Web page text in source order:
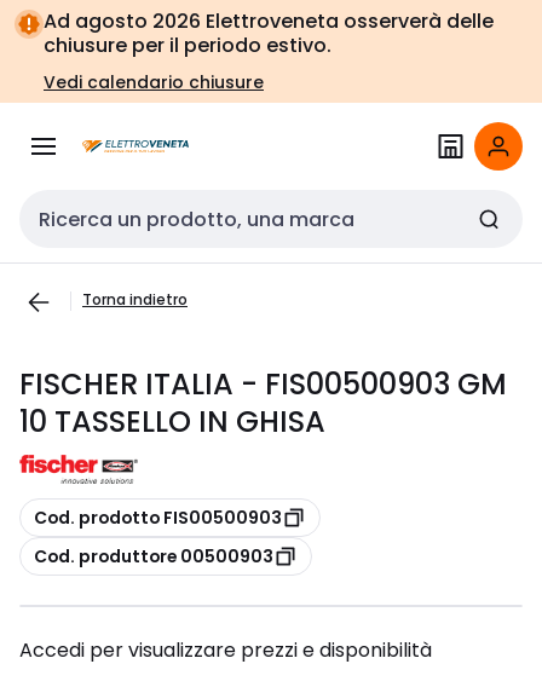
Vai alla
navigazione
Vai
alla
pagina
Ad agosto 2026 Elettroveneta osserverà delle
chiusure per il periodo estivo.
Vedi calendario chiusure
Cerca input
Torna indietro
FISCHER ITALIA - FIS00500903 GM
10 TASSELLO IN GHISA
copia
Cod. prodotto FIS00500903
copia
Cod. produttore 00500903
Accedi per visualizzare prezzi e disponibilità